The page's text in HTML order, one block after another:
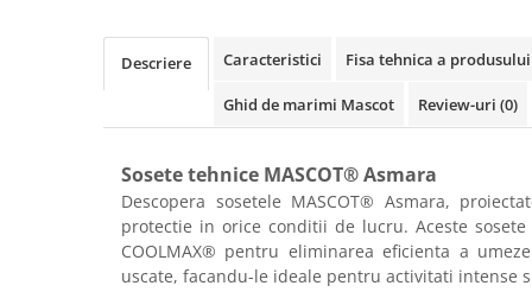
Textmarkere
Markere diverse
Carioci si creioane colorate
Tavite documente si suporturi
Ascutitori, radiere, agrafe
Foarfece pentru birou
Curatenie si igiena
Descriere Caracteristici Fisa tehnica a produsului
Ghid de marimi Mascot Review-uri (0)
Sosete tehnice MASCOT® Asmara
Descopera sosetele MASCOT® Asmara,
protectie in orice conditii de lucru. Aceste
COOLMAX® pentru eliminarea eficienta a
uscate, facandu-le ideale pentru activitati intense